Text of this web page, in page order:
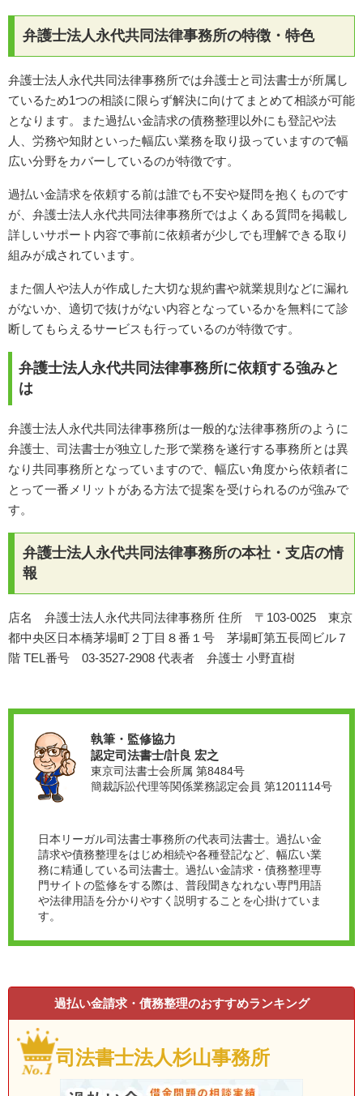
弁護士法人永代共同法律事務所の特徴・特色
弁護士法人永代共同法律事務所では弁護士と司法書士が所属し
ているため1つの相談に限らず解決に向けてまとめて相談が可能
となります。また過払い金請求の債務整理以外にも登記や法
人、労務や知財といった幅広い業務を取り扱っていますので幅
広い分野をカバーしているのが特徴です。
過払い金請求を依頼する前は誰でも不安や疑問を抱くものです
が、弁護士法人永代共同法律事務所ではよくある質問を掲載し
詳しいサポート内容で事前に依頼者が少しでも理解できる取り
組みが成されています。
また個人や法人が作成した大切な規約書や就業規則などに漏れ
がないか、適切で抜けがない内容となっているかを無料にて診
断してもらえるサービスも行っているのが特徴です。
弁護士法人永代共同法律事務所に依頼する強みと
は
弁護士法人永代共同法律事務所は一般的な法律事務所のように
弁護士、司法書士が独立した形で業務を遂行する事務所とは異
なり共同事務所となっていますので、幅広い角度から依頼者に
とって一番メリットがある方法で提案を受けられるのが強みで
す。
弁護士法人永代共同法律事務所の本社・支店の情
報
店名 弁護士法人永代共同法律事務所 住所 〒103-0025 東京
都中央区日本橋茅場町２丁目８番１号 茅場町第五長岡ビル７
階 TEL番号 03-3527-2908 代表者 弁護士 小野直樹
執筆・監修協力
認定司法書士/計良 宏之
東京司法書士会所属 第8484号
簡裁訴訟代理等関係業務認定会員 第1201114号
日本リーガル司法書士事務所の代表司法書士。過払い金
請求や債務整理をはじめ相続や各種登記など、幅広い業
務に精通している司法書士。過払い金請求・債務整理専
門サイトの監修をする際は、普段聞きなれない専門用語
や法律用語を分かりやすく説明することを心掛けていま
す。
過払い金請求・債務整理のおすすめランキング
司法書士法人杉山事務所